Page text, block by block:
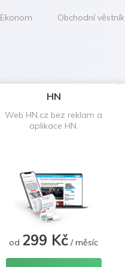
Ekonom Obchodní věstník
HN
Web HN.cz bez reklam a
aplikace HN.
od 299 Kč / měsíc